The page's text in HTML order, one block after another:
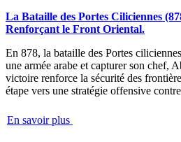
La Bataille des Portes Ciliciennes
Renforçant le Front Oriental.
En 878, la bataille des Portes
une armée arabe et capturer son chef,
victoire renforce la sécurité des
étape vers une stratégie offensive
En savoir plus